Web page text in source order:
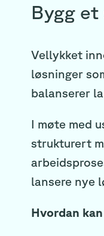
Bygg
Vellykket
løsninger
balanserer
I møte med
strukturert
lansere nye
Hvordan